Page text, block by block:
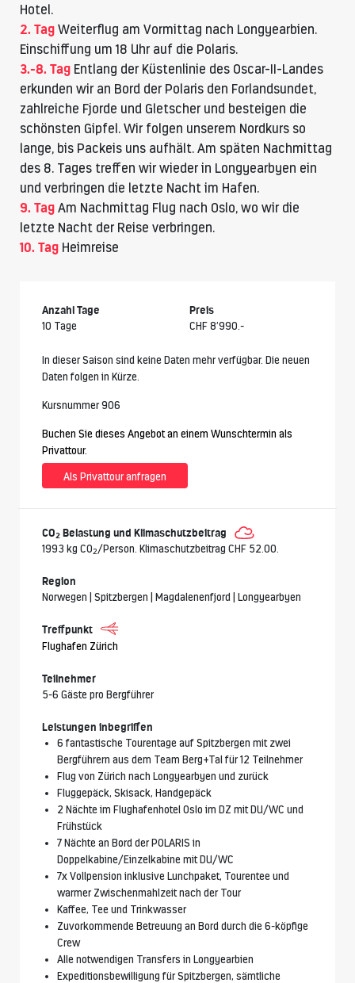
Hotel.
2. Tag Weiterflug am Vormittag nach Longyearbien.
Einschiffung um 18 Uhr auf die Polaris.
3.-8. Tag Entlang der Küstenlinie des Oscar-II-Landes
erkunden wir an Bord der Polaris den Forlandsundet,
zahlreiche Fjorde und Gletscher und besteigen die
schönsten Gipfel. Wir folgen unserem Nordkurs so
lange, bis Packeis uns aufhält. Am späten Nachmittag
des 8. Tages treffen wir wieder in Longyearbyen ein
und verbringen die letzte Nacht im Hafen.
9. Tag Am Nachmittag Flug nach Oslo, wo wir die
letzte Nacht der Reise verbringen.
10. Tag Heimreise
Anzahl Tage
10 Tage
Preis
CHF 8’990.-
In dieser Saison sind keine Daten mehr verfügbar. Die neuen
Daten folgen in Kürze.
Kursnummer 906
Buchen Sie dieses Angebot an einem Wunschtermin als
Privattour.
Als Privattour anfragen
CO2 Belastung und Klimaschutzbeitrag
1993 kg CO2/Person. Klimaschutzbeitrag CHF 52.00.
Region
Norwegen | Spitzbergen | Magdalenenfjord | Longyearbyen
Treffpunkt
Flughafen Zürich
Teilnehmer
5-6 Gäste pro Bergführer
Leistungen inbegriffen
6 fantastische Tourentage auf Spitzbergen mit zwei
Bergführern aus dem Team Berg+Tal für 12 Teilnehmer
Flug von Zürich nach Longyearbyen und zurück
Fluggepäck, Skisack, Handgepäck
2 Nächte im Flughafenhotel Oslo im DZ mit DU/WC und
Frühstück
7 Nächte an Bord der POLARIS in
Doppelkabine/Einzelkabine mit DU/WC
7x Vollpension inklusive Lunchpaket, Tourentee und
warmer Zwischenmahlzeit nach der Tour
Kaffee, Tee und Trinkwasser
Zuvorkommende Betreuung an Bord durch die 6-köpfige
Crew
Alle notwendigen Transfers in Longyearbien
Expeditionsbewilligung für Spitzbergen, sämtliche